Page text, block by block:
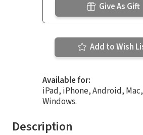
Give As Gift
Add to Wish
Available for:
iPad, iPhone, Android,
Windows.
Description